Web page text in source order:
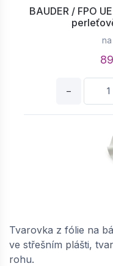
BAUDER / FPO
−
89,
Tvarovka z fólie na
ve střešním plášti,
rohu.